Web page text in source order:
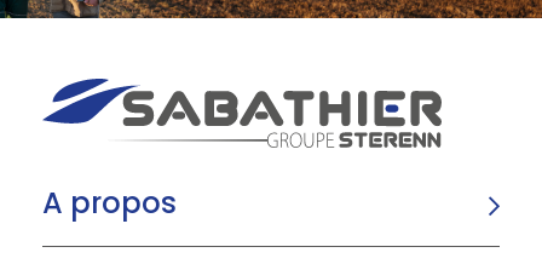
A propos